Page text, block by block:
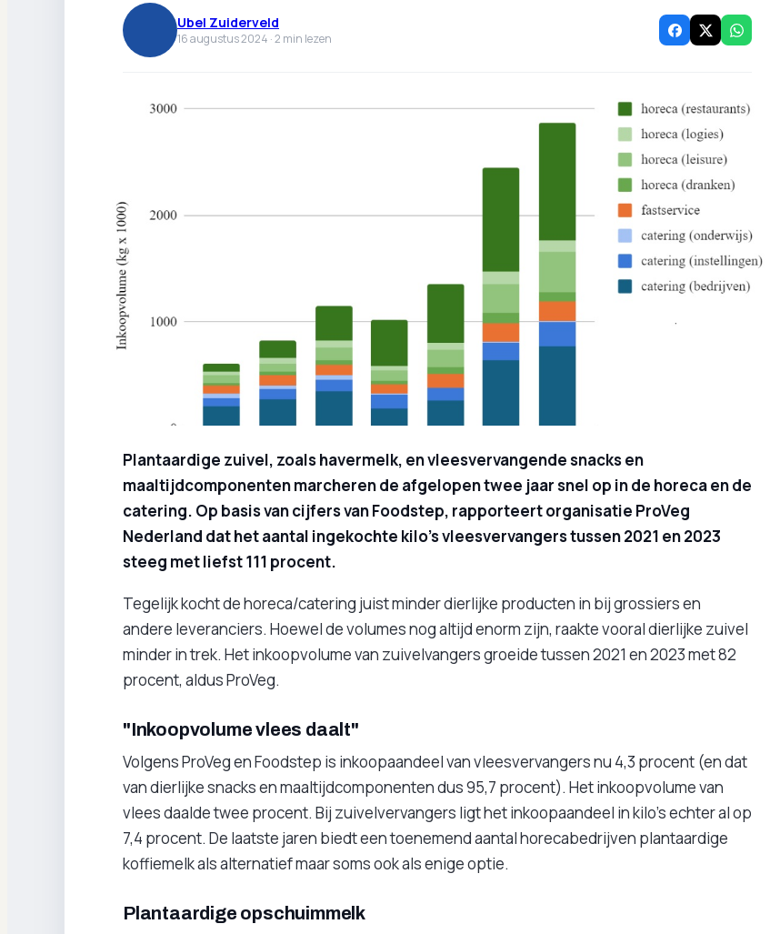
Ubel Zuiderveld
16 augustus 2024 ·2 min lezen
Plantaardige zuivel, zoals havermelk, en vleesvervangende snacks en
maaltijdcomponenten marcheren de afgelopen twee jaar snel op in de horeca en de
catering. Op basis van cijfers van Foodstep, rapporteert organisatie ProVeg
Nederland dat het aantal ingekochte kilo’s vleesvervangers tussen 2021 en 2023
steeg met liefst 111 procent.
Tegelijk kocht de horeca/catering juist minder dierlijke producten in bij grossiers en
andere leveranciers. Hoewel de volumes nog altijd enorm zijn, raakte vooral dierlijke zuivel
minder in trek. Het inkoopvolume van zuivelvangers groeide tussen 2021 en 2023 met 82
procent, aldus ProVeg.
"Inkoopvolume vlees daalt"
Volgens ProVeg en Foodstep is inkoopaandeel van vleesvervangers nu 4,3 procent (en dat
van dierlijke snacks en maaltijdcomponenten dus 95,7 procent). Het inkoopvolume van
vlees daalde twee procent. Bij zuivelvervangers ligt het inkoopaandeel in kilo’s echter al op
7,4 procent. De laatste jaren biedt een toenemend aantal horecabedrijven plantaardige
koffiemelk als alternatief maar soms ook als enige optie.
Plantaardige opschuimmelk